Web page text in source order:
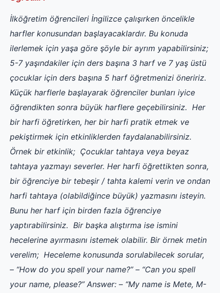
İlköğretim öğrencileri İngilizce çalışırken öncelikle
harfler konusundan başlayacaklardır. Bu konuda
ilerlemek için yaşa göre şöyle bir ayrım yapabilirsiniz;
5-7 yaşındakiler için ders başına 3 harf ve 7 yaş üstü
çocuklar için ders başına 5 harf öğretmenizi öneririz.
Küçük harflerle başlayarak öğrenciler bunları iyice
öğrendikten sonra büyük harflere geçebilirsiniz. Her
bir harfi öğretirken, her bir harfi pratik etmek ve
pekiştirmek için etkinliklerden faydalanabilirsiniz.
Örnek bir etkinlik; Çocuklar tahtaya veya beyaz
tahtaya yazmayı severler. Her harfi öğrettikten sonra,
bir öğrenciye bir tebeşir / tahta kalemi verin ve ondan
harfi tahtaya (olabildiğince büyük) yazmasını isteyin.
Bunu her harf için birden fazla öğrenciye
yaptırabilirsiniz. Bir başka alıştırma ise ismini
hecelerine ayırmasını istemek olabilir. Bir örnek metin
verelim; Heceleme konusunda sorulabilecek sorular,
– “How do you spell your name?” – “Can you spell
your name, please?” Answer: – “My name is Mete, M-